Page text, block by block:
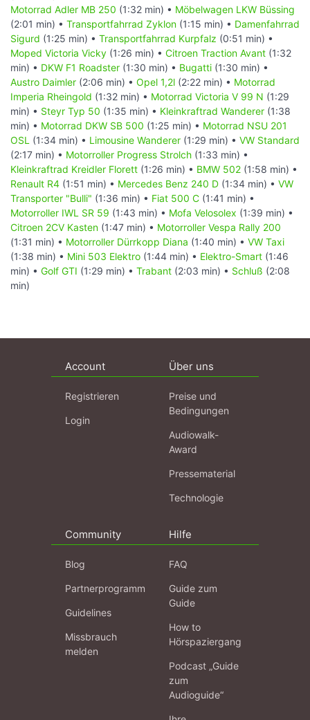
Motorrad Adler MB 250 (1:32 min) • Möbelwagen LKW Büssing
(2:01 min) • Transportfahrrad Zyklon (1:15 min) • Damenfahrrad
Sigurd (1:25 min) • Transportfahrrad Kurpfalz (0:51 min) •
Moped Victoria Vicky (1:26 min) • Citroen Traction Avant (1:32
min) • DKW F1 Roadster (1:30 min) • Bugatti (1:30 min) •
Austro Daimler (2:06 min) • Opel 1,2l (2:22 min) • Motorrad
Imperia Rheingold (1:32 min) • Motorrad Victoria V 99 N (1:29
min) • Steyr Typ 50 (1:35 min) • Kleinkraftrad Wanderer (1:38
min) • Motorrad DKW SB 500 (1:25 min) • Motorrad NSU 201
OSL (1:34 min) • Limousine Wanderer (1:29 min) • VW Standard
(2:17 min) • Motorroller Progress Strolch (1:33 min) •
Kleinkraftrad Kreidler Florett (1:26 min) • BMW 502 (1:58 min) •
Renault R4 (1:51 min) • Mercedes Benz 240 D (1:34 min) • VW
Transporter "Bulli" (1:36 min) • Fiat 500 C (1:41 min) •
Motorroller IWL SR 59 (1:43 min) • Mofa Velosolex (1:39 min) •
Citroen 2CV Kasten (1:47 min) • Motorroller Vespa Rally 200
(1:31 min) • Motorroller Dürrkopp Diana (1:40 min) • VW Taxi
(1:38 min) • Mini 503 Elektro (1:44 min) • Elektro-Smart (1:46
min) • Golf GTI (1:29 min) • Trabant (2:03 min) • Schluß (2:08
min)
Account
Registrieren
Login
Über uns
Preise und
Bedingungen
Audiowalk-
Award
Pressematerial
Technologie
Community
Blog
Partnerprogramm
Guidelines
Missbrauch
melden
Hilfe
FAQ
Guide zum
Guide
How to
Hörspaziergang
Podcast „Guide
zum
Audioguide“